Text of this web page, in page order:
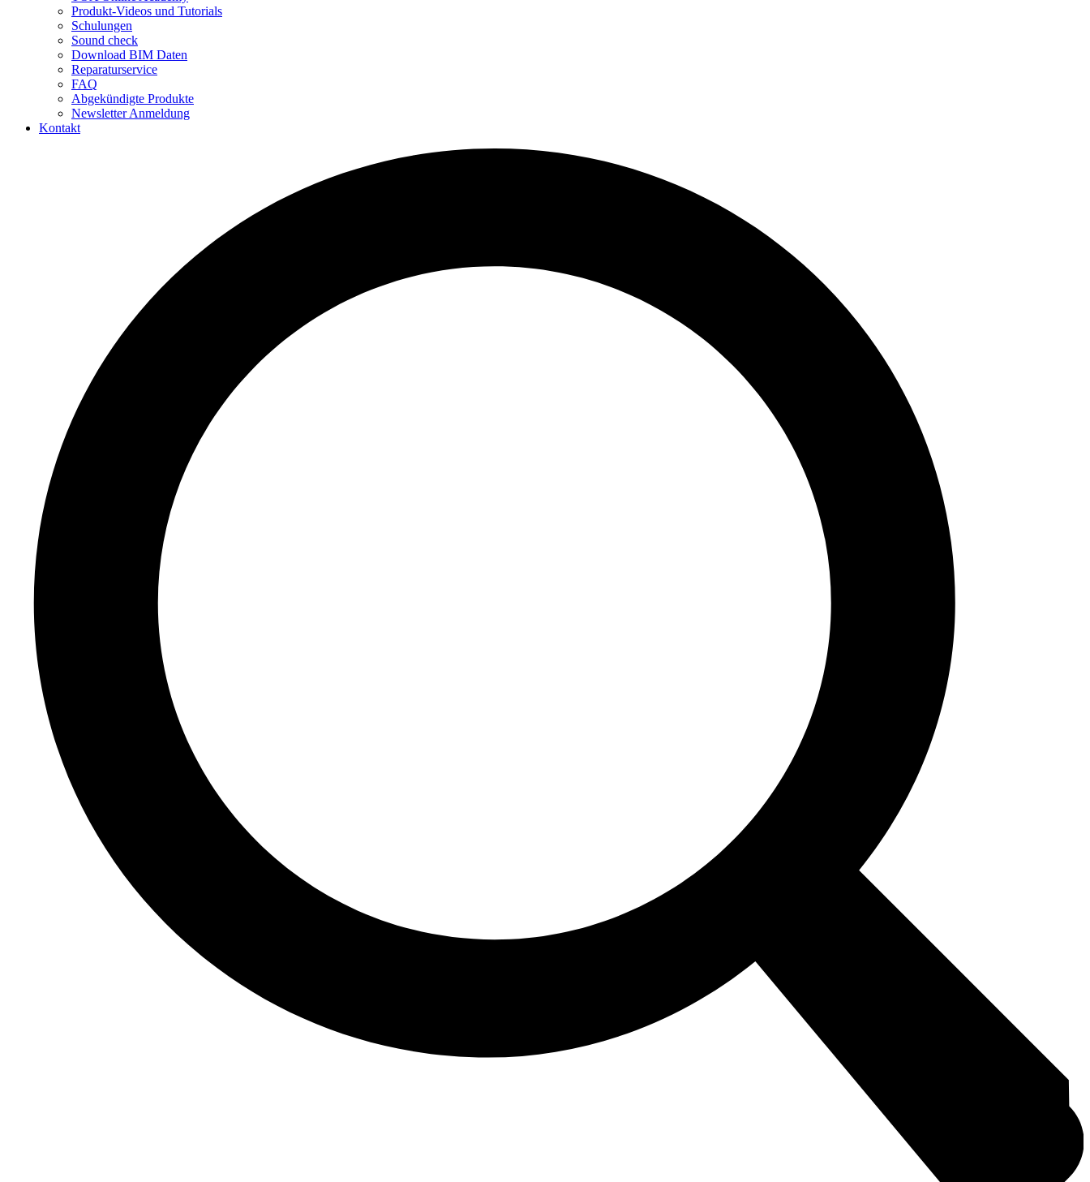
Produkt-Videos und Tutorials
Schulungen
Sound check
Download BIM Daten
Reparaturservice
FAQ
Abgekündigte Produkte
Newsletter Anmeldung
Kontakt